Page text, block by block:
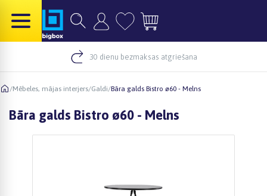
30 dienu bezmaksas atgriešana
/Mēbeles, mājas interjers/Galdi/Bāra galds Bistro ø60 - Melns
Bāra galds Bistro ø60 - Melns